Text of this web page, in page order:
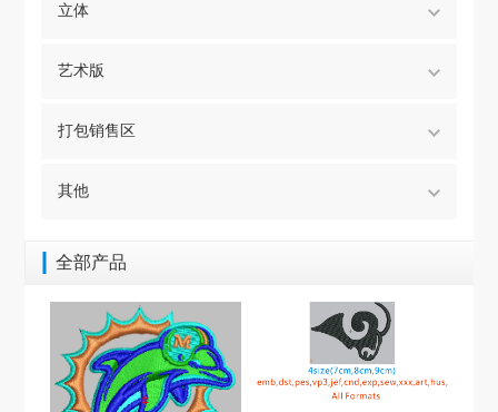
立体
艺术版
打包销售区
其他
全部产品